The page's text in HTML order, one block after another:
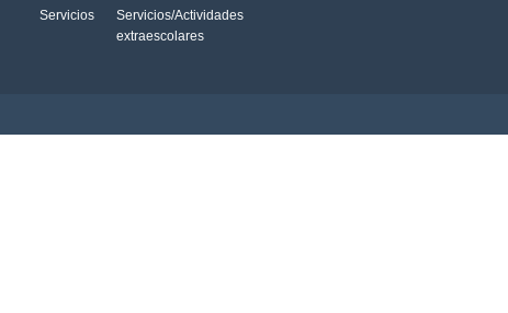
Servicios
Servicios/Actividades
extraescolares